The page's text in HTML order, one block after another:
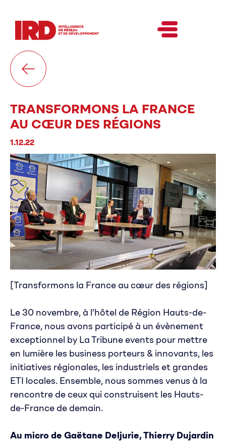
TRANSFORMONS LA FRANCE
AU CŒUR DES RÉGIONS
1.12.22
[Transformons la France au cœur des régions]
Le 30 novembre, à l’hôtel de Région Hauts-de-
France, nous avons participé à un évènement
exceptionnel by La Tribune events pour mettre
en lumière les business porteurs & innovants, les
initiatives régionales, les industriels et grandes
ETI locales. Ensemble, nous sommes venus à la
rencontre de ceux qui construisent les Hauts-
de-France de demain.
Au micro de Gaëtane Deljurie, Thierry Dujardin